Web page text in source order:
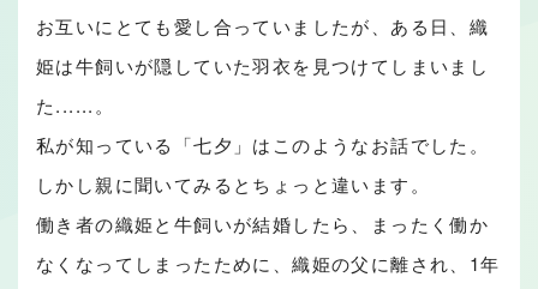
お互いにとても愛し合っていましたが、ある日、織
姫は牛飼いが隠していた羽衣を見つけてしまいまし
た......。
私が知っている「七夕」はこのようなお話でした。
しかし親に聞いてみるとちょっと違います。
働き者の織姫と牛飼いが結婚したら、まったく働か
なくなってしまったために、織姫の父に離され、1年